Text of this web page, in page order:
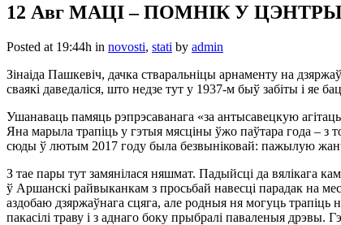
12 Авг МАЦІ – ПОМНІК У
Posted at 19:44h in novosti, stati by admin
Зінаіда Пашкевіч, дачка стваральніцы арнаменту на
сваякі даведаліся, што недзе тут у 1937-м быў забіты і
Ушанаваць памяць рэпрэсаванага «за антысавецкую
Яна марыла трапіць у гэтыя мясціны ўжо паўтара года – з
сюды ў лютым 2017 году была безвыніковай: пажылую
З тае пары тут замянілася няшмат. Падыйсці да вялікага
ў Аршанскі райвыканкам з просьбай навесці парадак на
аздобаю дзяржаўнага сцяга, але родныя ня могуць трапіць
пакасілі траву і з аднаго боку прыбралі паваленыя дрэвы.